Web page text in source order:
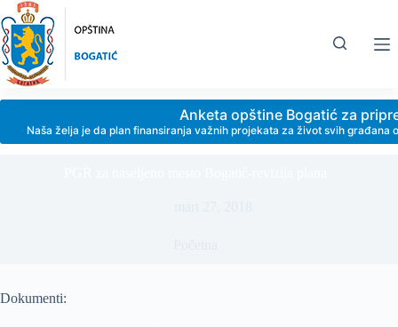
Skip
to
content
Anketa opštine Bogatić za
Naša želja je da plan finansiranja važnih projekata za život svih
Dokumenti: